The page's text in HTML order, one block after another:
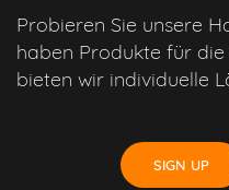
Probieren Sie unsere
haben Produkte für die
bieten wir individuelle
SIGN UP